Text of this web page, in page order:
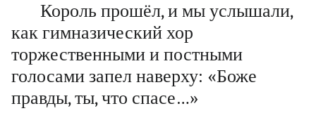
Король прошёл, и мы услышали,
как гимназический хор
торжественными и постными
голосами запел наверху: «Боже
правды, ты, что спасе…»